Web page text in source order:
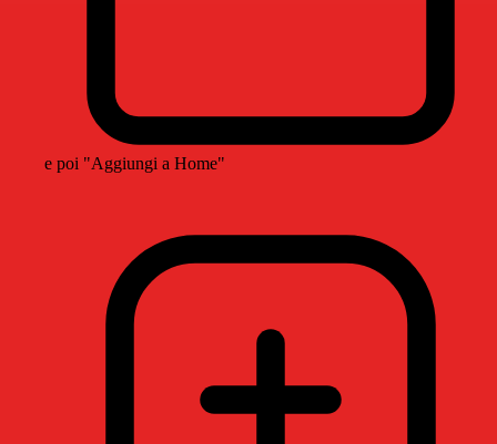
e poi "Aggiungi a Home"